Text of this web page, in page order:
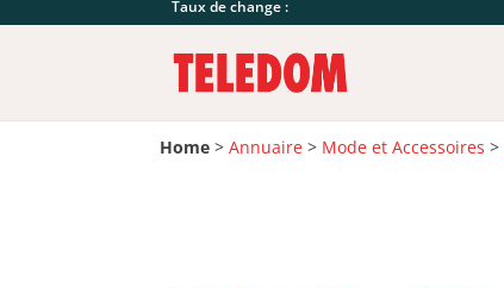
Taux de change :
Home >Annuaire > Mode et Accessoires >